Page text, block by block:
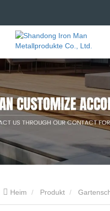
Heim Produkt